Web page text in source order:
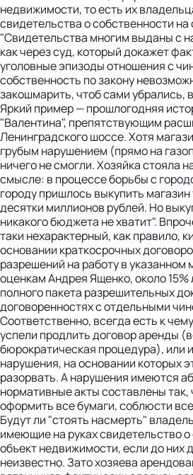
недвижимости, то есть их
свидетельства о собственности на
"Свидетельства многим выданы с
как через суд, который докажет
уголовные эпизоды отношения с
собственность по закону
закошмарить, чтоб сами убрались,
Яркий пример — прошлогодняя
"Валентина", препятствующим
Ленинградского шоссе. Хотя
грубым нарушением (прямо на
ничего не смогли. Хозяйка стояла
смысле: в процессе борьбы с
городу пришлось выкупить
десятки миллионов рублей. Но
никакого бюджета не хватит".
таки нехарактерный, как правило,
основании краткосрочных
разрешений на работу в указанном
оценкам Андрея Ященко, около 15%
полного пакета разрешительных
договоренностях с отдельными
Соответственно, всегда есть к
успели продлить договор аренды
бюрократическая процедура), или
нарушения, на основании которых
разорвать. А нарушения имеются
нормативные акты составлены так,
оформить все бумаги, соблюсти
Будут ли "стоять насмерть"
имеющие на руках свидетельство о
объект недвижимости, если до них
неизвестно. Зато хозяева